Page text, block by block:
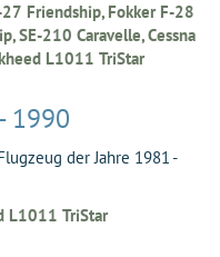
Friendship, Fokker F-28
SE-210 Caravelle, Cessna
L1011 TriStar
1990
der Jahre 1981 -
L1011 TriStar